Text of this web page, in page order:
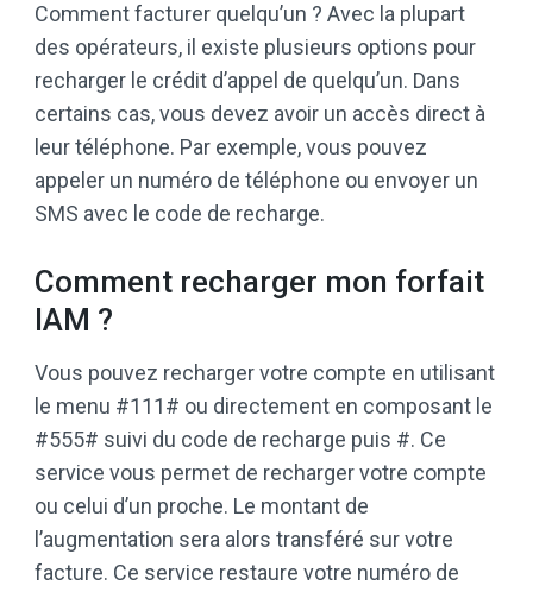
Comment facturer quelqu’un ? Avec la plupart
des opérateurs, il existe plusieurs options pour
recharger le crédit d’appel de quelqu’un. Dans
certains cas, vous devez avoir un accès direct à
leur téléphone. Par exemple, vous pouvez
appeler un numéro de téléphone ou envoyer un
SMS avec le code de recharge.
Comment recharger mon forfait
IAM ?
Vous pouvez recharger votre compte en utilisant
le menu #111# ou directement en composant le
#555# suivi du code de recharge puis #. Ce
service vous permet de recharger votre compte
ou celui d’un proche. Le montant de
l’augmentation sera alors transféré sur votre
facture. Ce service restaure votre numéro de